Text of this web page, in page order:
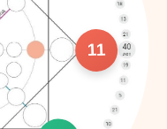
11